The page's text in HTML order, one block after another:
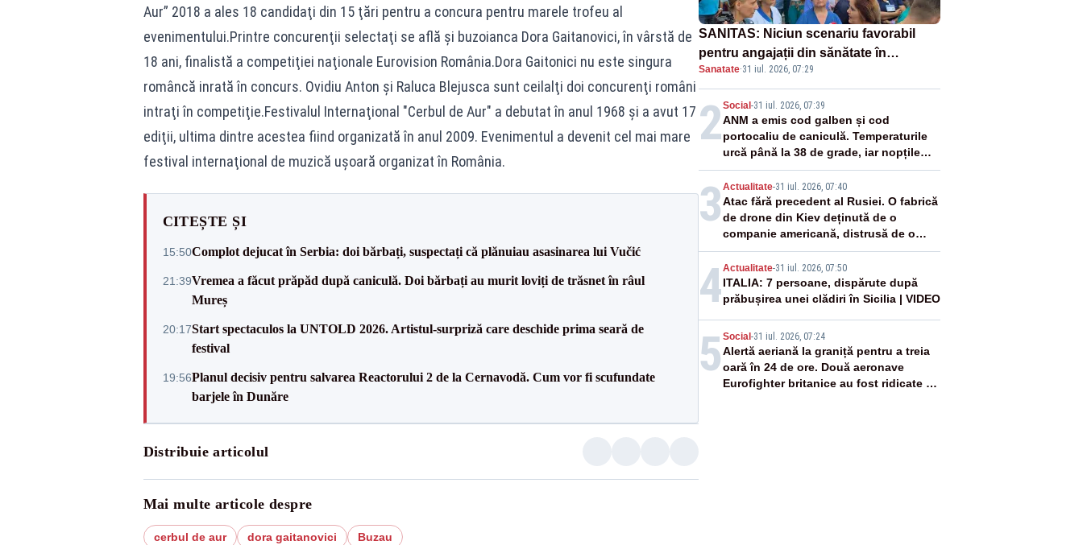
Aur” 2018 a ales 18 candidaţi din 15 ţări pentru a concura pentru marele trofeu al
evenimentului.Printre concurenţii selectaţi se află şi buzoianca Dora Gaitanovici, în vârstă de
18 ani, finalistă a competiţiei naţionale Eurovision România.Dora Gaitonici nu este singura
româncă inrată în concurs. Ovidiu Anton şi Raluca Blejusca sunt ceilalţi doi concurenţi români
intraţi în competiţie.Festivalul Internaţional "Cerbul de Aur" a debutat în anul 1968 şi a avut 17
ediţii, ultima dintre acestea fiind organizată în anul 2009. Evenimentul a devenit cel mai mare
festival internaţional de muzică uşoară organizat în România.
CITEȘTE ȘI
15:50Complot dejucat în Serbia: doi bărbați, suspectați că plănuiau asasinarea lui Vučić
21:39Vremea a făcut prăpăd după caniculă. Doi bărbați au murit loviți de trăsnet în râul
Mureș
20:17Start spectaculos la UNTOLD 2026. Artistul-surpriză care deschide prima seară de
festival
19:56Planul decisiv pentru salvarea Reactorului 2 de la Cernavodă. Cum vor fi scufundate
barjele în Dunăre
Distribuie articolul
Mai multe articole despre
cerbul de aur dora gaitanovici Buzau
SANITAS: Niciun scenariu favorabil
pentru angajații din sănătate în
proiectul Legii salarizării
Sanatate·31 iul. 2026, 07:29
2Social -31 iul. 2026, 07:39
ANM a emis cod galben și cod
portocaliu de caniculă. Temperaturile
urcă până la 38 de grade, iar nopțile
devin tropicale
3 Actualitate-31 iul. 2026, 07:40
Atac fără precedent al Rusiei. O fabrică
de drone din Kiev deținută de o
companie americană, distrusă de o
rachetă rusească
4Actualitate-31 iul. 2026, 07:50
ITALIA: 7 persoane, dispărute după
prăbușirea unei clădiri în Sicilia | VIDEO
5 Social -31 iul. 2026, 07:24
Alertă aeriană la graniță pentru a treia
oară în 24 de ore. Două aeronave
Eurofighter britanice au fost ridicate de